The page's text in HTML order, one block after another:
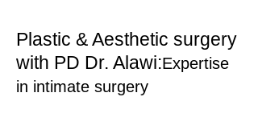
Plastic & Aesthetic surgery
with PD Dr. Alawi:Expertise
in intimate surgery